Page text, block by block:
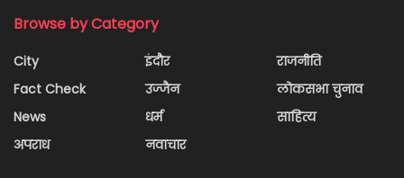
Browse by Category
City
Fact Check
News
अपराध
इंदौर
उज्जैन
धर्म
नवाचार
राजनीति
लोकसभा चुनाव
साहित्य